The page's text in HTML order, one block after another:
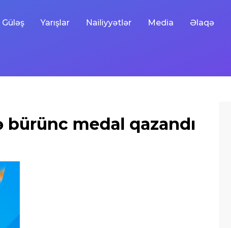
Güləş Yarışlar Nailiyyətlər Media Əlaqə
medal qazandı